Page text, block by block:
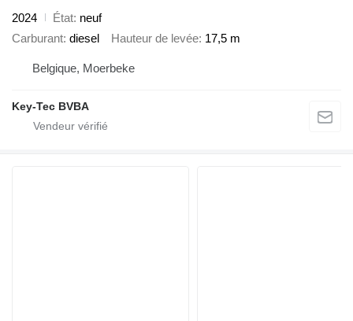
2024
État neuf
Carburant diesel Hauteur de levée 17,5 m
Belgique, Moerbeke
Key-Tec BVBA